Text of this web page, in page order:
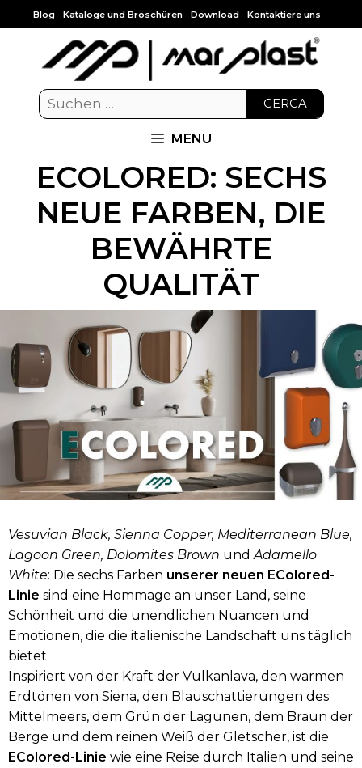
Blog Kataloge und Broschüren Download Kontaktiere uns
CERCA
MENU
ECOLORED: SECHS
NEUE FARBEN, DIE
BEWÄHRTE
QUALITÄT
Vesuvian Black, Sienna Copper, Mediterranean Blue,
Lagoon Green, Dolomites Brown und Adamello
White: Die sechs Farben unserer neuen EColored-
Linie sind eine Hommage an unser Land, seine
Schönheit und die unendlichen Nuancen und
Emotionen, die die italienische Landschaft uns täglich
bietet.
Inspiriert von der Kraft der Vulkanlava, den warmen
Erdtönen von Siena, den Blauschattierungen des
Mittelmeers, dem Grün der Lagunen, dem Braun der
Berge und dem reinen Weiß der Gletscher, ist die
EColored-Linie wie eine Reise durch Italien und seine